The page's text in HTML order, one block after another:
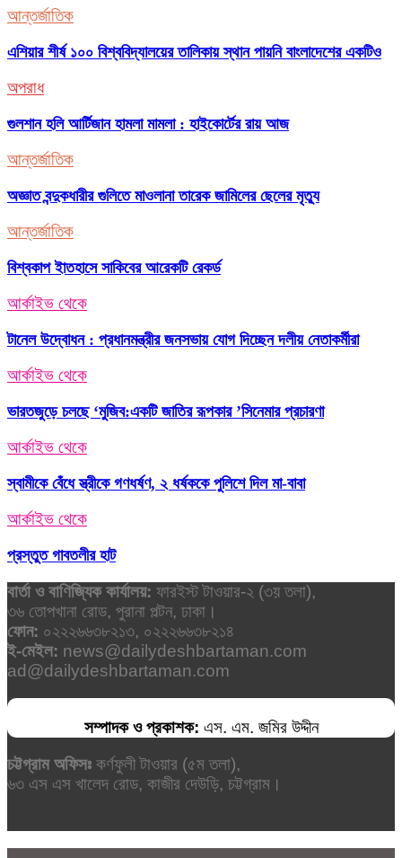
আন্তর্জাতিক
এশিয়ার শীর্ষ ১০০ বিশ্ববিদ্যালয়ের তালিকায় স্থান পায়নি বাংলাদেশের একটিও
অপরাধ
গুলশান হলি আর্টিজান হামলা মামলা : হাইকোর্টের রায় আজ
আন্তর্জাতিক
অজ্ঞাত বন্দুকধারীর গুলিতে মাওলানা তারেক জামিলের ছেলের মৃত্যু
আন্তর্জাতিক
বিশ্বকাপ ইাতহাসে সাকিবের আরেকটি রেকর্ড
আর্কাইভ থেকে
টানেল উদ্বোধন : প্রধানমন্ত্রীর জনসভায় যোগ দিচ্ছেন দলীয় নেতাকর্মীরা
আর্কাইভ থেকে
ভারতজুড়ে চলছে ‘মুজিব:একটি জাতির রূপকার ’সিনেমার প্রচারণা
আর্কাইভ থেকে
স্বামীকে বেঁধে স্ত্রীকে গণধর্ষণ, ২ ধর্ষককে পুলিশে দিল মা-বাবা
আর্কাইভ থেকে
প্রস্তুত গাবতলীর হাট
বার্তা ও বাণিজ্যিক কার্যালয়: ফারইস্ট টাওয়ার-২ (৩য় তলা),
৩৬ তোপখানা রোড, পুরানা পল্টন, ঢাকা।
ফোন: ০২২২৬৬৩৮২১৩, ০২২২৬৬৩৮২১৪
ই-মেইল: news@dailydeshbartaman.com
ad@dailydeshbartaman.com
সম্পাদক ও প্রকাশক: এস. এম. জমির উদ্দীন
চট্টগ্রাম অফিসঃ কর্ণফুলী টাওয়ার (৫ম তলা),
৬৩ এস এস খালেদ রোড, কাজীর দেউড়ি, চট্টগ্রাম।